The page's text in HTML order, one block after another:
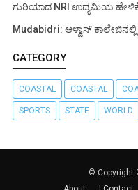
ಗುರಿಯಾದ NRI ಉದ್ಯಮಿಯ
Mudabidri: ಆಳ್ವಾಸ್
CATEGORY
COASTAL COASTAL
SPORTS STATE WORLD
© Copyright